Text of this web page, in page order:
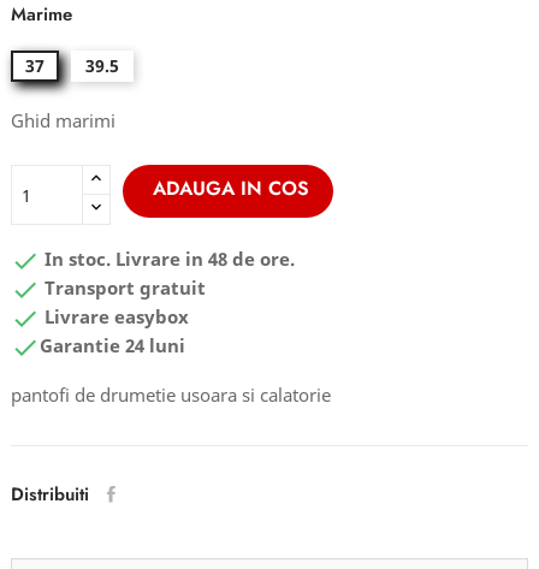
Marime
37 39.5
Ghid marimi
ADAUGA IN COS
 In stoc. Livrare in 48 de ore.
 Transport gratuit
 Livrare easybox
 Garantie 24 luni
pantofi de drumetie usoara si calatorie
Distribuiti